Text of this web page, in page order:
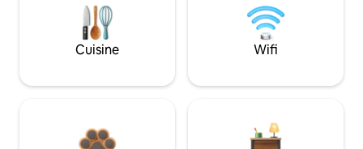
Cuisine Wifi